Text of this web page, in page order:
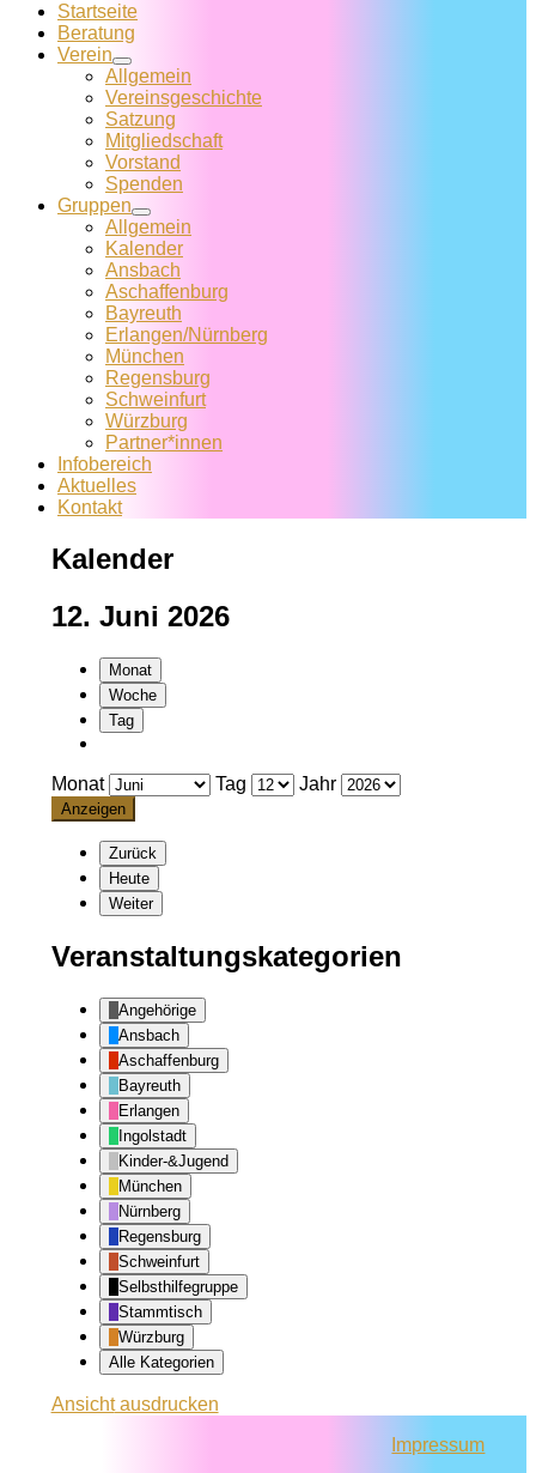
Startseite
Beratung
Verein
Allgemein
Vereins­geschichte
Satzung
Mitglied­schaft
Vorstand
Spenden
Gruppen
Allgemein
Kalender
Ansbach
Aschaffenburg
Bayreuth
Erlangen/Nürnberg
München
Regensburg
Schweinfurt
Würzburg
Partner*innen
Infobereich
Aktuelles
Kontakt
Kalender
12. Juni 2026
Monat
Woche
Tag
Monat Tag Jahr
Zurück
Heute
Weiter
Veranstaltungskategorien
Angehörige
Ansbach
Aschaffenburg
Bayreuth
Erlangen
Ingolstadt
Kinder-&Jugend
München
Nürnberg
Regensburg
Schweinfurt
Selbsthilfegruppe
Stammtisch
Würzburg
Alle Kategorien
Ansichtausdrucken
Impressum